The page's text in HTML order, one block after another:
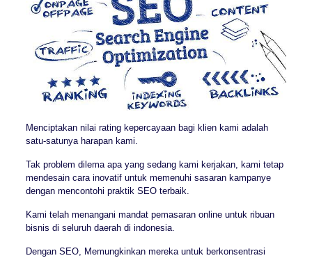
Menciptakan nilai rating kepercayaan bagi klien kami adalah
satu-satunya harapan kami.
Tak problem dilema apa yang sedang kami kerjakan, kami tetap
mendesain cara inovatif untuk memenuhi sasaran kampanye
dengan mencontohi praktik SEO terbaik.
Kami telah menangani mandat pemasaran online untuk ribuan
bisnis di seluruh daerah di indonesia.
Dengan SEO, Memungkinkan mereka untuk berkonsentrasi